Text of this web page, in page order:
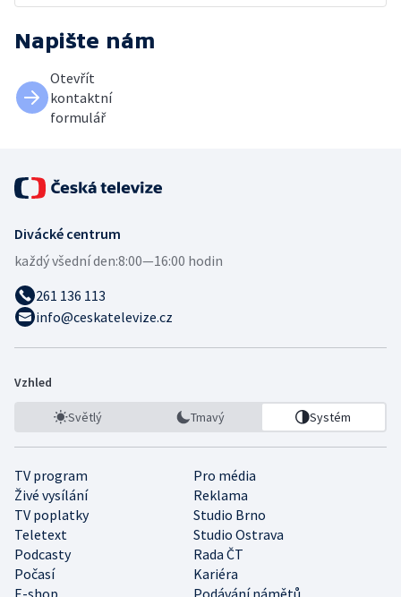
Napište nám
Otevřít
kontaktní
formulář
Divácké centrum
každý všední den:8:00—16:00 hodin
261 136 113
info@ceskatelevize.cz
Vzhled
Světlý Tmavý Systém
TV program
Pro média
Živé vysílání
Reklama
TV poplatky
Studio Brno
Teletext
Studio Ostrava
Podcasty
Rada ČT
Počasí
Kariéra
E-shop
Podávání námětů